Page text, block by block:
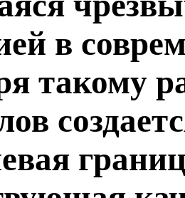
в
такому